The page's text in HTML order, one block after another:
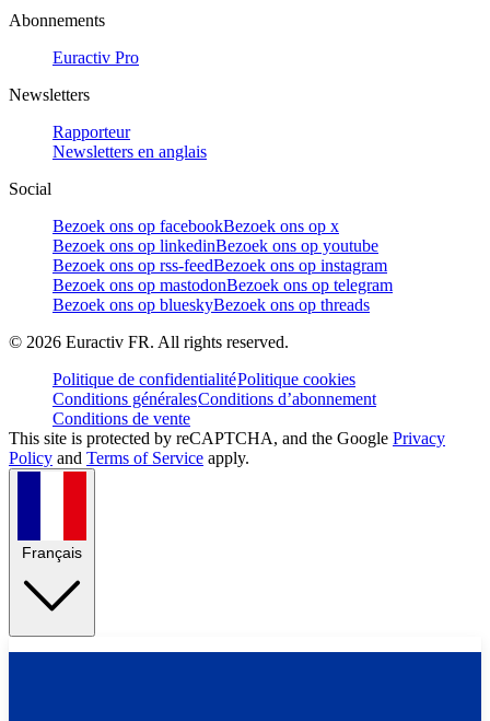
Abonnements
Euractiv Pro
Newsletters
Rapporteur
Newsletters en anglais
Social
Bezoek ons op facebookBezoek ons op x
Bezoek ons op linkedinBezoek ons op youtube
Bezoek ons op rss-feedBezoek ons op instagram
Bezoek ons op mastodonBezoek ons op telegram
Bezoek ons op blueskyBezoek ons op threads
© 2026 Euractiv FR. All rights reserved.
Politique de confidentialitéPolitique cookies
Conditions généralesConditions d’abonnement
Conditions de vente
This site is protected by reCAPTCHA, and the Google Privacy
Policy and Terms of Service apply.
Français